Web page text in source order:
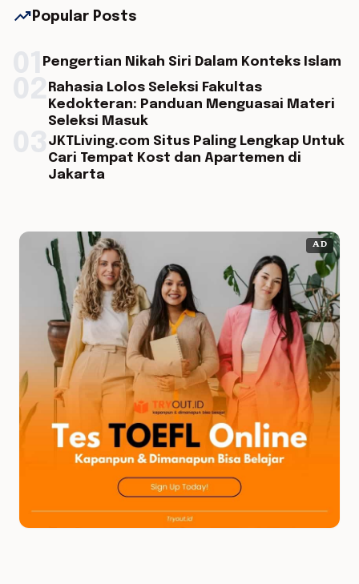
trending_up Popular Posts
Pengertian Nikah Siri Dalam Konteks Islam
Rahasia Lolos Seleksi Fakultas
Kedokteran: Panduan Menguasai Materi
Seleksi Masuk
JKTLiving.com Situs Paling Lengkap Untuk
Cari Tempat Kost dan Apartemen di
Jakarta
AD